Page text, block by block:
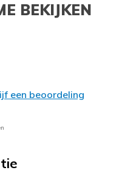
BEKIJKEN
een beoordeling